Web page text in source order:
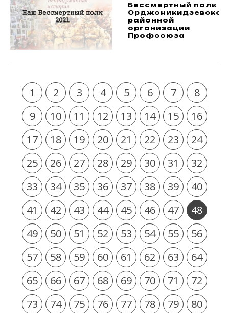
Бессмертный полк
Орджоникидзевской
районной
организации
Профсоюза
1 2 3 4 5 6 7
8
9
10 11 12 13 14 15
16
17
18 19 20 21 22 23
24
25
26 27 28 29 30 31
32
33
34 35 36 37 38 39
40
41
42 43 44 45 46 47
48
49
50 51 52 53 54 55
56
57
58 59 60 61 62 63
64
65
66 67 68 69 70 71
72
73
74 75 76 77 78 79
80